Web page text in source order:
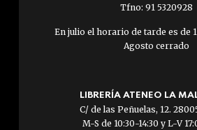
Tfno: 91 5320928
En julio el horario de tarde es de
Agosto cerrado
LIBRERÍA ATENEO LA
C/ de las Peñuelas, 12.
M-S de 10:30-14:30 y L-V